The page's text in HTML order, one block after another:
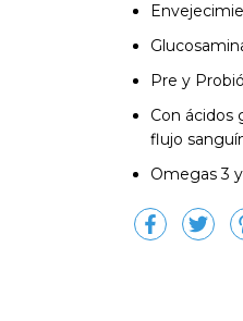
Pre y
Con ácidos
flujo
Omegas 3